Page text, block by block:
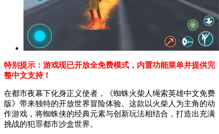
特别提示：游戏现已开放全免费模式，内置功能菜单并提供完
整中文支持！
在都市夜幕下化身正义使者，《蜘蛛火柴人绳索英雄中文免费
版》带来独特的开放世界冒险体验。这款以火柴人为主角的动
作游戏，将蜘蛛侠的经典元素与创新玩法相结合，打造出充满
挑战的犯罪都市沙盒世界。